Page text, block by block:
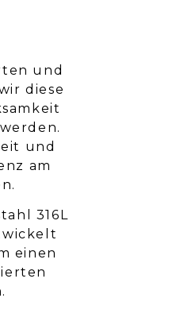
und
diese
und
am
316L
einen